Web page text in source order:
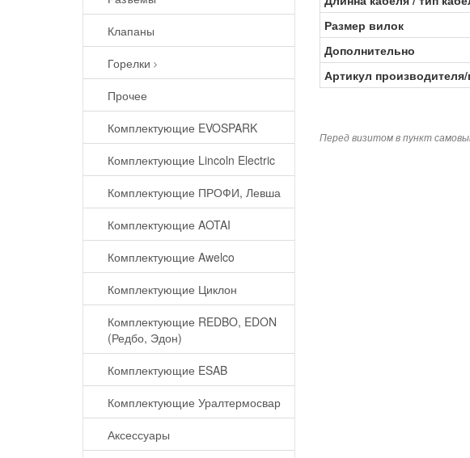
Клапаны
Горелки
Прочее
Комплектующие EVOSPARK
Комплектующие Lincoln Electric
Комплектующие ПРОФИ, Левша
Комплектующие AOTAI
Комплектующие Awelco
Комплектующие Циклон
Комплектующие REDBO, EDON
(Редбо, Эдон)
Комплектующие ESAB
Комплектующие Уралтермосвар
Аксессуары
Размер вилок
Дополнительно
Артикул
Перед визитом в пункт